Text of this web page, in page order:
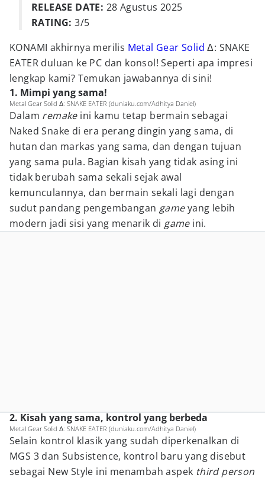
RELEASE DATE: 28 Agustus 2025
RATING: 3/5
KONAMI akhirnya merilis Metal Gear Solid Δ: SNAKE
EATER duluan ke PC dan konsol! Seperti apa impresi
lengkap kami? Temukan jawabannya di sini!
1. Mimpi yang sama!
Metal Gear Solid Δ: SNAKE EATER (duniaku.com/Adhitya Daniel)
Dalam remake ini kamu tetap bermain sebagai
Naked Snake di era perang dingin yang sama, di
hutan dan markas yang sama, dan dengan tujuan
yang sama pula. Bagian kisah yang tidak asing ini
tidak berubah sama sekali sejak awal
kemunculannya, dan bermain sekali lagi dengan
sudut pandang pengembangan gameyang lebih
modern jadi sisi yang menarik di game ini.
2. Kisah yang sama, kontrol yang berbeda
Metal Gear Solid Δ: SNAKE EATER (duniaku.com/Adhitya Daniel)
Selain kontrol klasik yang sudah diperkenalkan di
MGS 3 dan Subsistence, kontrol baru yang disebut
sebagai New Style ini menambah aspek third person